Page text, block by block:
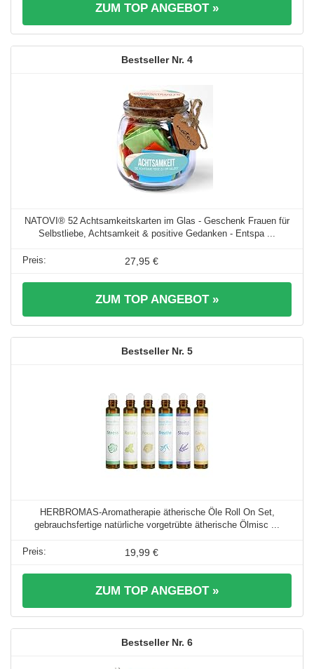
ZUM TOP ANGEBOT »
4
NATOVI® 52 Achtsamkeitskarten im Glas - Geschenk Frauen für
Selbstliebe, Achtsamkeit & positive Gedanken - Entspa ...
27,95 €
ZUM TOP ANGEBOT »
5
HERBROMAS-Aromatherapie ätherische Öle Roll On Set,
gebrauchsfertige natürliche vorgetrübte ätherische Ölmisc ...
19,99 €
ZUM TOP ANGEBOT »
6